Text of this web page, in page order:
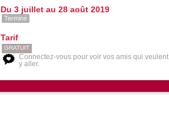
Du 3 juillet au 28 août 2019
Terminé
Tarif
GRATUIT
Connectez-vous pour voir vos amis qui veulent
y aller.